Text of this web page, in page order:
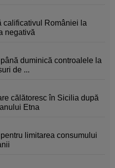
calificativul României la
negativă
duminică controalele la
de ...
călătoresc în Sicilia după
Etna
limitarea consumului